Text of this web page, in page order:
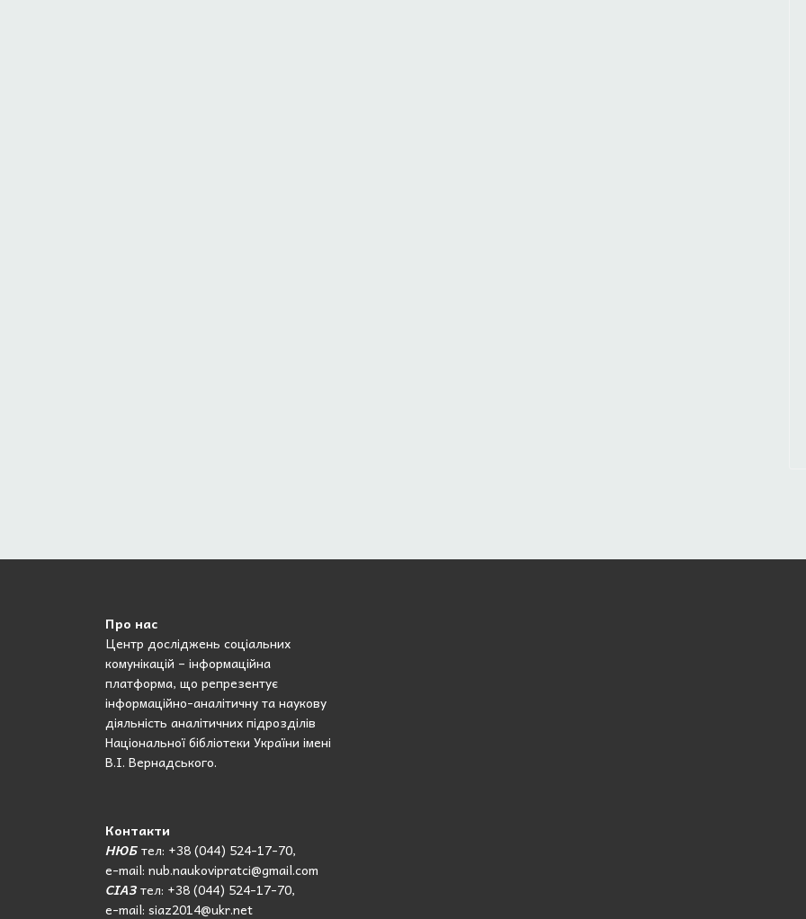
Про нас
Центр досліджень соціальних
комунікацій – інформаційна
платформа, що репрезентує
інформаційно-аналітичну та наукову
діяльність аналітичних підрозділів
Національної бібліотеки України імені
В.І. Вернадського.
Контакти
НЮБтел: +38 (044) 524-17-70,
e-mail: nub.naukovipratci@gmail.com
СІАЗтел: +38 (044) 524-17-70,
e-mail: siaz2014@ukr.net